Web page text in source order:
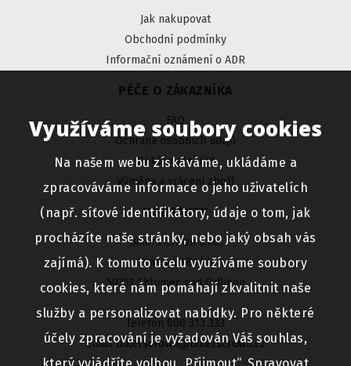
Využíváme soubory cookies
Na našem webu získáváme, ukládáme a
zpracováváme informace o jeho uživatelích
(např. síťové identifikátory, údaje o tom, jak
procházíte naše stránky, nebo jaký obsah vás
zajímá). K tomuto účelu využíváme soubory
cookies, které nám pomáhají zkvalitnit naše
služby a personalizovat nabídky. Pro některé
účely zpracování je vyžadován Váš souhlas,
Jak nakupovat
Obchodní podmínky
Informační oznámení o ADR
PÉČE O ZÁKAZNÍKA
FAQ
Ochrana osobních údajů
Reklamační řád
Výměna a vrácení zboží
KONTAKTY
Bikers Crown s.r.o.
Pražská 481/IV
50351 Chlumec nad Cidlinou
Telefon 800 313 333
Emailbikerscrown@bikerscrown.cz